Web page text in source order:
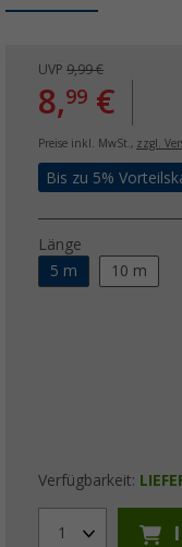
UVP 9,99 €
8,99 €
Preise inkl. MwSt., zzgl.
Bis zu 5%
Länge
5 m
10 m
Verfügbarkeit:
1